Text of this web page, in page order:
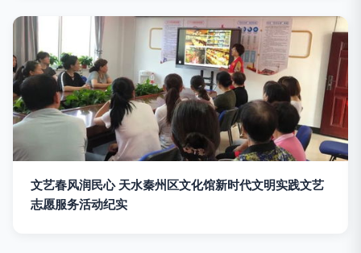
文艺春风润民心 天水秦州区文化馆新时代文明实践文艺
志愿服务活动纪实